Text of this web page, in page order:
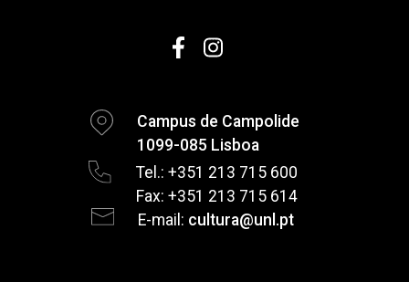
Campus de Campolide
1099-085 Lisboa
Tel.: +351 213 715 600
Fax: +351 213 715 614
E-mail: cultura@unl.pt